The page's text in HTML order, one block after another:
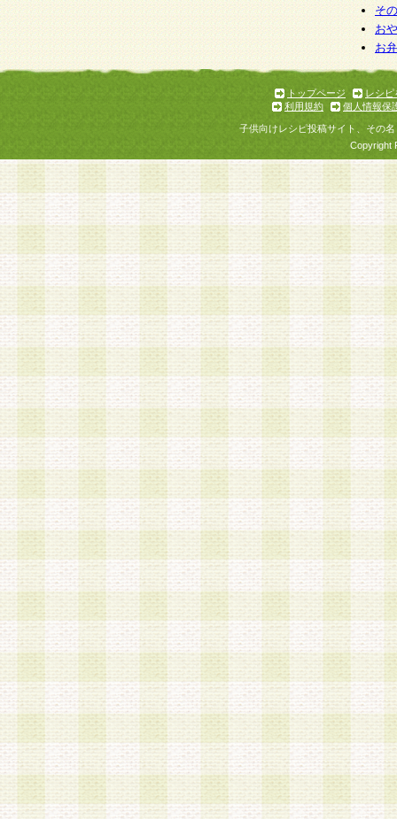
そ
お
お
トップページ
レシピ
利用規約
個人情報保
子供向けレシピ投稿サイト、その
Copyright